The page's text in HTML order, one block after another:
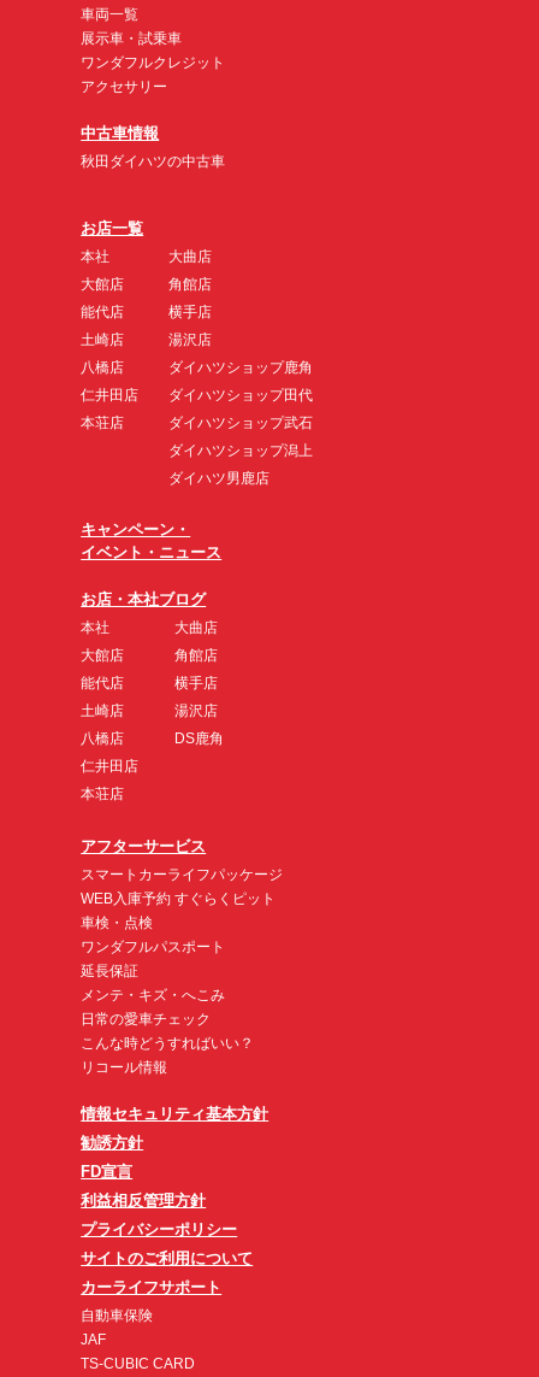
車両一覧
展示車・試乗車
ワンダフルクレジット
アクセサリー
中古車情報
秋田ダイハツの中古車
お店一覧
本社
大館店
能代店
土崎店
八橋店
仁井田店
本荘店
大曲店
角館店
横手店
湯沢店
ダイハツショップ鹿角
ダイハツショップ田代
ダイハツショップ武石
ダイハツショップ潟上
ダイハツ男鹿店
キャンペーン・
イベント・ニュース
お店・本社ブログ
本社
大館店
能代店
土崎店
八橋店
仁井田店
本荘店
大曲店
角館店
横手店
湯沢店
DS鹿角
アフターサービス
スマートカーライフパッケージ
WEB入庫予約 すぐらくピット
車検・点検
ワンダフルパスポート
延長保証
メンテ・キズ・へこみ
日常の愛車チェック
こんな時どうすればいい？
リコール情報
情報セキュリティ基本方針
勧誘方針
FD宣言
利益相反管理方針
プライバシーポリシー
サイトのご利用について
カーライフサポート
自動車保険
JAF
TS-CUBIC CARD